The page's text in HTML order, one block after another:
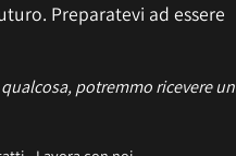
Preparatevi ad essere
potremmo ricevere un